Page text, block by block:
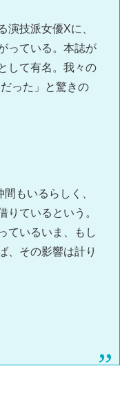
演技派女優Xに、
っている。本誌が
して有名。我々の
った」と驚きの
もいるらしく、
りているという。
ているいま、もし
、その影響は計り